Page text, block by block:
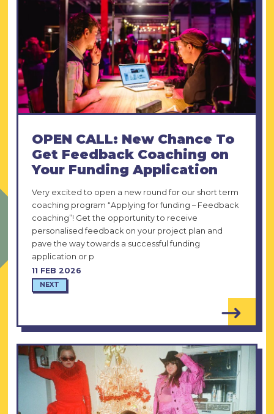
11 FEB 2026
NEXT
OPEN CALL: New Chance To
Get Feedback Coaching on
Your Funding Application
Very excited to open a new round for our short term
coaching program “Applying for funding – Feedback
coaching”! Get the opportunity to receive
personalised feedback on your project plan and
pave the way towards a successful funding
application or p